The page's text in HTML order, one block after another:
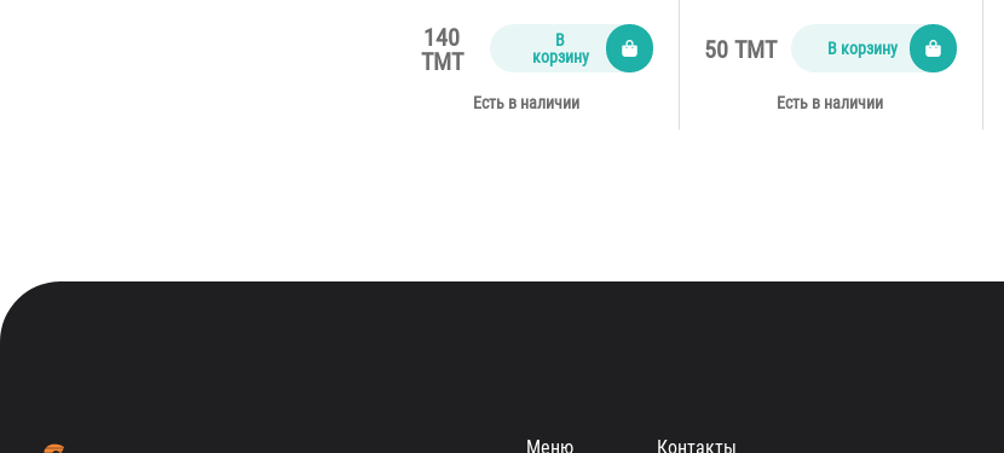
140
TMT
В
корзину
Есть в наличии
50 TMT В корзину
Есть в наличии
Меню Контакты